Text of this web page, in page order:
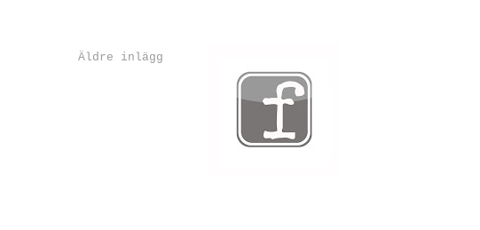
Äldre inlägg